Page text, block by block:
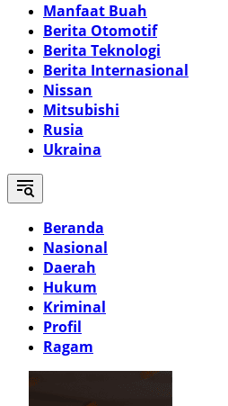
Manfaat Buah
Berita Otomotif
Berita Teknologi
Berita Internasional
Nissan
Mitsubishi
Rusia
Ukraina
Beranda
Nasional
Daerah
Hukum
Kriminal
Profil
Ragam